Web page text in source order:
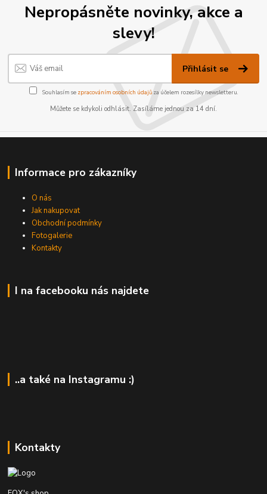
Nepropásněte novinky, akce a
slevy!
Přihlásit se
Souhlasím se zpracováním osobních údajůza účelem rozesílky newsletteru.
Můžete se kdykoli odhlásit. Zasíláme jednou za 14 dní.
Informace pro zákazníky
O nás
Jak nakupovat
Obchodní podmínky
Fotogalerie
Kontakty
I na facebooku nás najdete
..a také na Instagramu :)
Kontakty